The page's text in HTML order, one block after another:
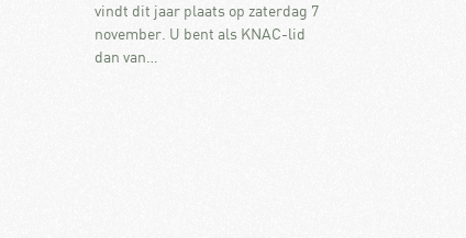
vindt dit jaar plaats op zaterdag 7
november. U bent als KNAC-lid
dan van…